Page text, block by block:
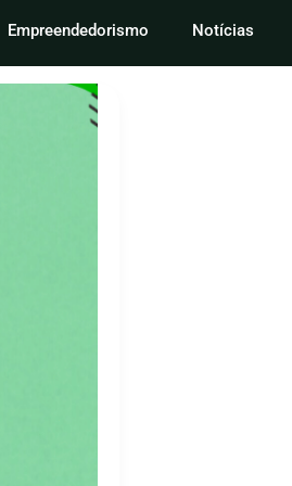
Empreendedorismo Notícias